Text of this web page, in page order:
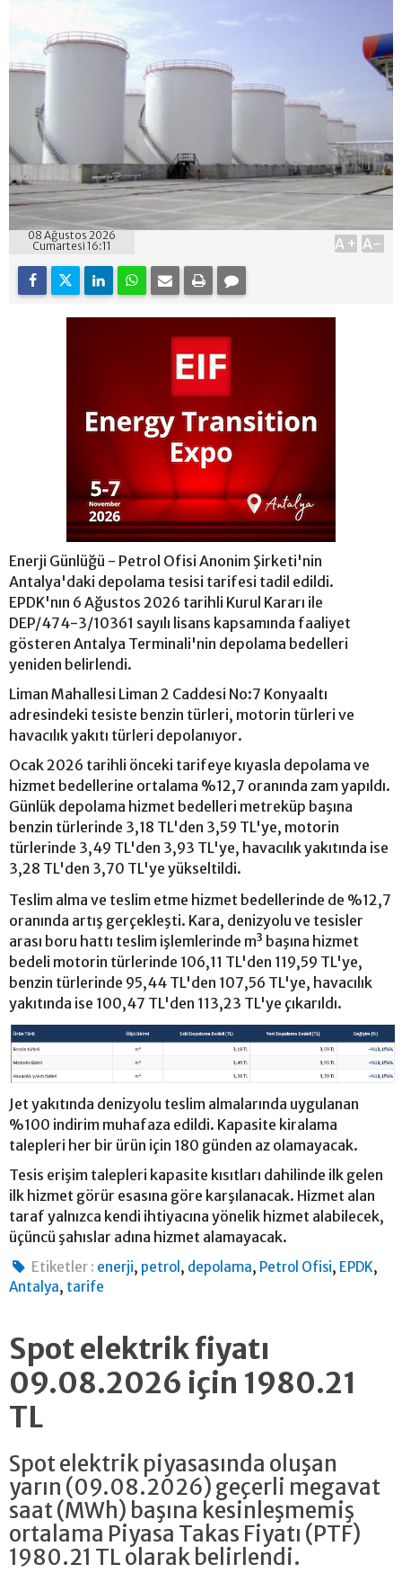
08 Ağustos 2026
Cumartesi 16:11
A+ A-
Enerji Günlüğü - Petrol Ofisi Anonim Şirketi'nin
Antalya'daki depolama tesisi tarifesi tadil edildi.
EPDK'nın 6 Ağustos 2026 tarihli Kurul Kararı ile
DEP/474-3/10361 sayılı lisans kapsamında faaliyet
gösteren Antalya Terminali'nin depolama bedelleri
yeniden belirlendi.
Liman Mahallesi Liman 2 Caddesi No:7 Konyaaltı
adresindeki tesiste benzin türleri, motorin türleri ve
havacılık yakıtı türleri depolanıyor.
Ocak 2026 tarihli önceki tarifeye kıyasla depolama ve
hizmet bedellerine ortalama %12,7 oranında zam yapıldı.
Günlük depolama hizmet bedelleri metreküp başına
benzin türlerinde 3,18 TL'den 3,59 TL'ye, motorin
türlerinde 3,49 TL'den 3,93 TL'ye, havacılık yakıtında ise
3,28 TL'den 3,70 TL'ye yükseltildi.
Teslim alma ve teslim etme hizmet bedellerinde de %12,7
oranında artış gerçekleşti. Kara, denizyolu ve tesisler
arası boru hattı teslim işlemlerinde m³ başına hizmet
bedeli motorin türlerinde 106,11 TL'den 119,59 TL'ye,
benzin türlerinde 95,44 TL'den 107,56 TL'ye, havacılık
yakıtında ise 100,47 TL'den 113,23 TL'ye çıkarıldı.
Jet yakıtında denizyolu teslim almalarında uygulanan
%100 indirim muhafaza edildi. Kapasite kiralama
talepleri her bir ürün için 180 günden az olamayacak.
Tesis erişim talepleri kapasite kısıtları dahilinde ilk gelen
ilk hizmet görür esasına göre karşılanacak. Hizmet alan
taraf yalnızca kendi ihtiyacına yönelik hizmet alabilecek,
üçüncü şahıslar adına hizmet alamayacak.
Etiketler : enerji, petrol , depolama, Petrol Ofisi, EPDK,
Antalya, tarife
Spot elektrik fiyatı
09.08.2026 için 1980.21
TL
Spot elektrik piyasasında oluşan
yarın (09.08.2026) geçerli megavat
saat (MWh) başına kesinleşmemiş
ortalama Piyasa Takas Fiyatı (PTF)
1980.21 TL olarak belirlendi.